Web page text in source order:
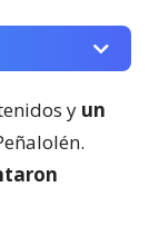
y un